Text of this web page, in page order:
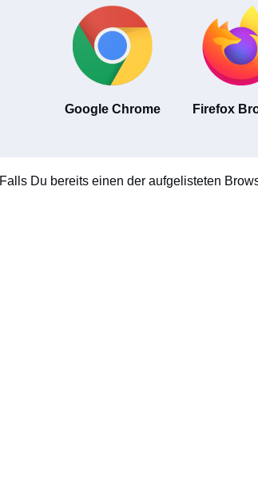
Google Chrome Firefox
Falls Du bereits einen der aufgelisteten